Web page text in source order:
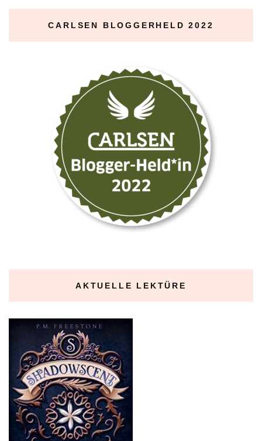
CARLSEN BLOGGERHELD 2022
AKTUELLE LEKTÜRE